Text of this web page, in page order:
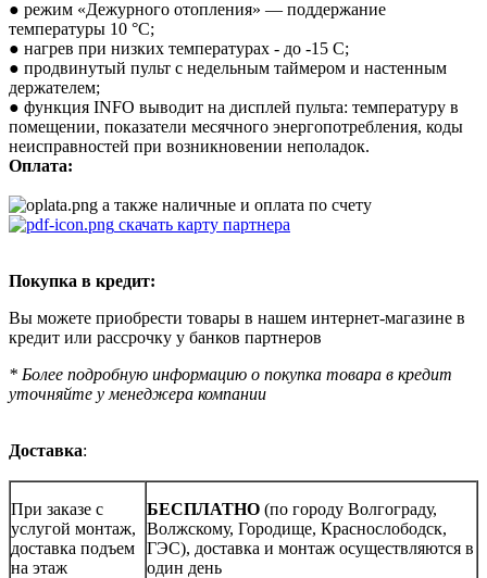
● режим «Дежурного отопления» — поддержание
температуры 10 °C;
● нагрев при низких температурах - до -15 С;
● продвинутый пульт с недельным таймером и настенным
держателем;
● функция INFO выводит на дисплей пульта: температуру в
помещении, показатели месячного энергопотребления, коды
неисправностей при возникновении неполадок.
Оплата:
а также наличные и оплата по счету
скачать карту партнера
Покупка в кредит:
Вы можете приобрести товары в нашем интернет-магазине в
кредит или рассрочку у банков партнеров
* Более подробную информацию о покупка товара в кредит
уточняйте у менеджера компании
Доставка:
При заказе с
услугой монтаж,
доставка подъем
на этаж
БЕСПЛАТНО (по городу Волгограду,
Волжскому, Городище, Краснослободск,
ГЭС), доставка и монтаж осуществляются в
один день